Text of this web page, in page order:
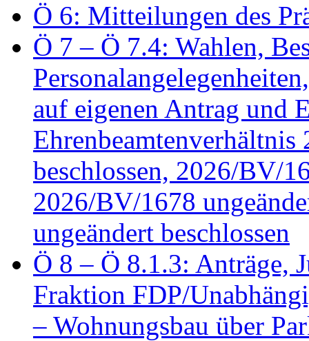
Ö 6: Mitteilungen des
Ö 7 – Ö 7.4: Wahlen,
auf eigenen Antrag und
beschlossen, 2026/BV/
2026/BV/1678
ungeändert beschlossen
Ö 8 – Ö 8.1.3: Anträge,
Fraktion FDP/
– Wohnungsbau über